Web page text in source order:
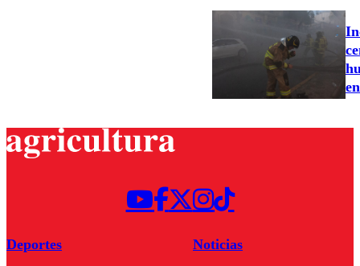
Deportes
Noticias